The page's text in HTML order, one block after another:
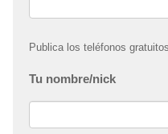
Publica los teléfonos
Tu nombre/nick